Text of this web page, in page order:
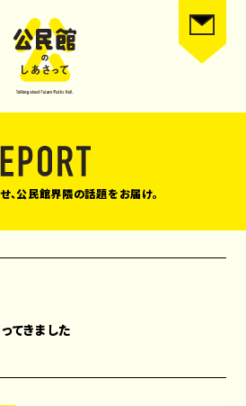
、公民館界隈の話題をお届け。
てきました